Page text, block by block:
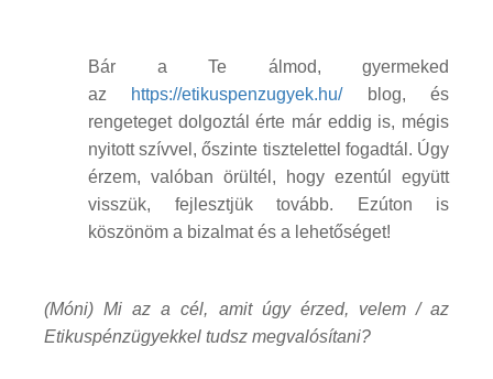
Bár a Te álmod, gyermeked
az https://etikuspenzugyek.hu/blog, és
rengeteget dolgoztál érte már eddig is, mégis
nyitott szívvel, őszinte tisztelettel fogadtál. Úgy
érzem, valóban örültél, hogy ezentúl együtt
visszük, fejlesztjük tovább. Ezúton is
köszönöm a bizalmat és a lehetőséget!
(Móni) Mi az a cél, amit úgy érzed, velem / az
Etikuspénzügyekkel tudsz megvalósítani?